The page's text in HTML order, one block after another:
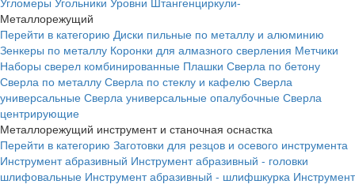
Металлорежущий
Перейти в категорию Диски пильные по металлу и алюминию
Зенкеры по металлу Коронки для алмазного сверления Метчики
Наборы сверел комбинированные Плашки Сверла по бетону
Сверла по металлу Сверла по стеклу и кафелю Сверла
универсальные Сверла универсальные опалубочные Сверла
центрирующие
Металлорежущий инструмент и станочная оснастка
Перейти в категорию Заготовки для резцов и осевого инструмента
Инструмент абразивный Инструмент абразивный - головки
шлифовальные Инструмент абразивный - шлифшкурка Инструмент